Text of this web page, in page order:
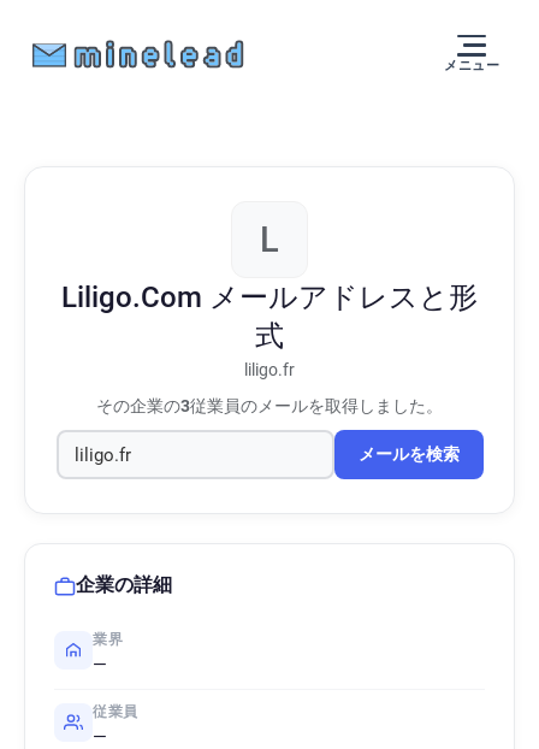
メニュー
L
Liligo.Com メールアドレスと形
式
liligo.fr
その企業の3従業員のメールを取得しました。
メールを検索
企業の詳細
業界
—
従業員
—